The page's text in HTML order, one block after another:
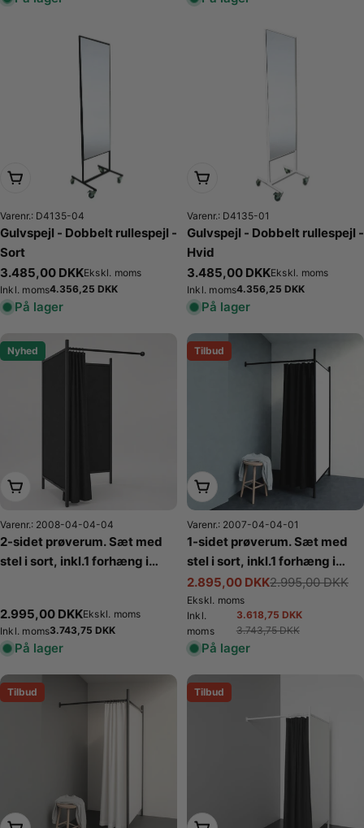
Læg i kurv
Varenr.: D4135-04
Gulvspejl - Dobbelt rullespejl -
Sort
Normalpris
3.485,00 DKKEkskl. moms
Inkl. momsNormalpris
4.356,25 DKK
På lager
Læg i kurv
Varenr.: D4135-01
Gulvspejl - Dobbelt rullespejl -
Hvid
Normalpris
3.485,00 DKKEkskl. moms
Inkl. momsNormalpris
4.356,25 DKK
På lager
Nyhed
Læg i kurv
Varenr.: 2008-04-04-04
2-sidet prøverum. Sæt med
stel i sort, inkl.1 forhæng i
Normalpris
2.995,00 DKKEkskl. moms
Inkl. momsNormalpris
3.743,75 DKK
På lager
Tilbud
Læg i kurv
Varenr.: 2007-04-04-01
1-sidet prøverum. Sæt med
stel i sort, inkl.1 forhæng i
sort, plade i hvid. B 100 x
D100 x H 210 cm.
Tilbudspris
2.895,00 DKK
Normalpris 2.995,00 DKK
Ekskl. moms
Inkl.
moms
Tilbudspris
3.618,75 DKK
Normalpris
3.743,75 DKK
På lager
Tilbud Tilbud